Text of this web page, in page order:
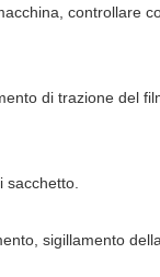
controllare
di trazione del
sacchetto.
sigillamento